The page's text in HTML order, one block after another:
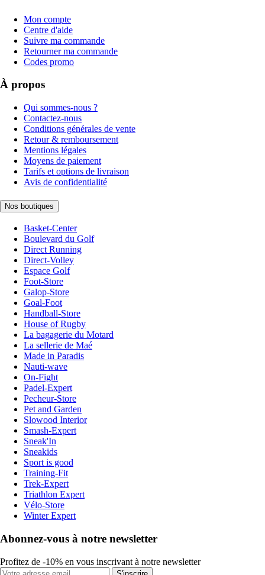
Mon compte
Centre d'aide
Suivre ma commande
Retourner ma commande
Codes promo
À propos
Qui sommes-nous ?
Contactez-nous
Conditions générales de vente
Retour & remboursement
Mentions légales
Moyens de paiement
Tarifs et options de livraison
Avis de confidentialité
Nos boutiques
Basket-Center
Boulevard du Golf
Direct Running
Direct-Volley
Espace Golf
Foot-Store
Galop-Store
Goal-Foot
Handball-Store
House of Rugby
La bagagerie du Motard
La sellerie de Maé
Made in Paradis
Nauti-wave
On-Fight
Padel-Expert
Pecheur-Store
Pet and Garden
Slowood Interior
Smash-Expert
Sneak'In
Sneakids
Sport is good
Training-Fit
Trek-Expert
Triathlon Expert
Vélo-Store
Winter Expert
Abonnez-vous à notre newsletter
Profitez de -10% en vous inscrivant à notre newsletter